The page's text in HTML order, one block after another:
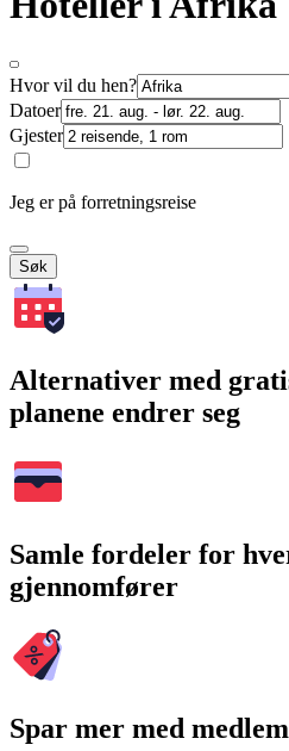
Hvor vil du hen?
Datoer
Gjester
Jeg er på forretningsreise
Søk
Alternativer med
planene endrer seg
Samle fordeler for
gjennomfører
Spar mer med